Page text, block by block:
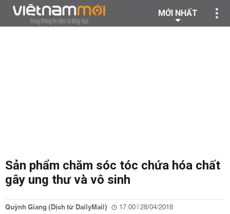
MỚI NHẤT
Sản phẩm chăm sóc tóc chứa hóa chất
gây ung thư và vô sinh
Quỳnh Giang (Dịch từ DailyMail) 17:00 | 28/04/2018